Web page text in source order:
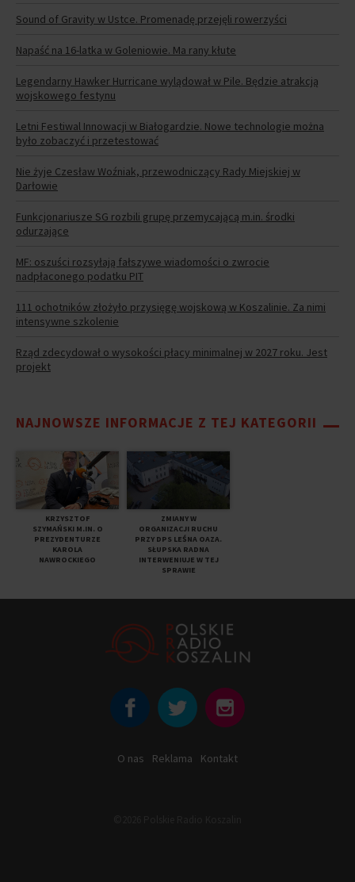
Sound of Gravity w Ustce. Promenadę przejęli rowerzyści
Napaść na 16-latka w Goleniowie. Ma rany kłute
Legendarny Hawker Hurricane wylądował w Pile. Będzie atrakcją
wojskowego festynu
Letni Festiwal Innowacji w Białogardzie. Nowe technologie można
było zobaczyć i przetestować
Nie żyje Czesław Woźniak, przewodniczący Rady Miejskiej w
Darłowie
Funkcjonariusze SG rozbili grupę przemycającą m.in. środki
odurzające
MF: oszuści rozsyłają fałszywe wiadomości o zwrocie
nadpłaconego podatku PIT
111 ochotników złożyło przysięgę wojskową w Koszalinie. Za nimi
intensywne szkolenie
Rząd zdecydował o wysokości płacy minimalnej w 2027 roku. Jest
projekt
NAJNOWSZE INFORMACJE Z TEJ KATEGORII
KRZYSZTOF
SZYMAŃSKI M.IN. O
PREZYDENTURZE
KAROLA
NAWROCKIEGO
ZMIANY W
ORGANIZACJI RUCHU
PRZY DPS LEŚNA OAZA.
SŁUPSKA RADNA
INTERWENIUJE W TEJ
SPRAWIE
O nas Reklama Kontakt